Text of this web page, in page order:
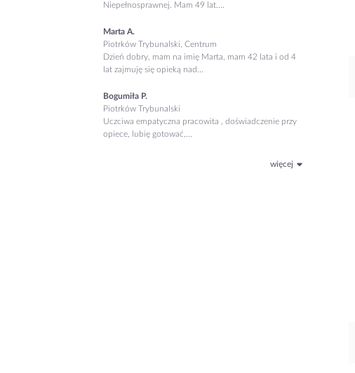
Niepełnosprawnej. Mam 49 lat....
Marta A.
Piotrków Trybunalski, Centrum
Dzień dobry, mam na imię Marta, mam 42 lata i od 4
lat zajmuję się opieką nad...
Bogumiła P.
Piotrków Trybunalski
Uczciwa empatyczna pracowita , doświadczenie przy
opiece, lubię gotować,...
więcej